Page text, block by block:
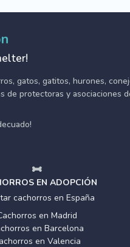
gatos, gatitos, hurones,
de protectoras y asociaciones
EN ADOPCIÓN
cachorros en España
en Madrid
en Barcelona
en Valencia